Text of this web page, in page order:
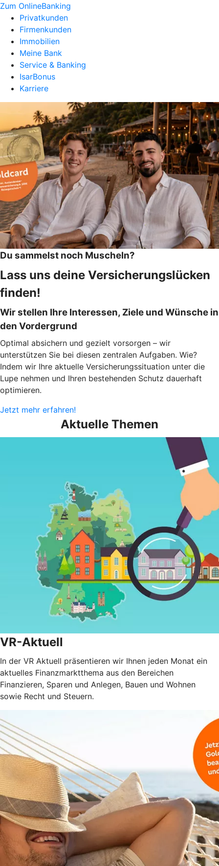
Zum OnlineBanking
Privatkunden
Firmenkunden
Immobilien
Meine Bank
Service & Banking
IsarBonus
Karriere
Du sammelst noch Muscheln?
Lass uns deine Versicherungslücken
finden!
Wir stellen Ihre Interessen, Ziele und Wünsche in
den Vordergrund
Optimal absichern und gezielt vorsorgen – wir
unterstützen Sie bei diesen zentralen Aufgaben. Wie?
Indem wir Ihre aktuelle Versicherungssituation unter die
Lupe nehmen und Ihren bestehenden Schutz dauerhaft
optimieren.
Jetzt mehr erfahren!
Aktuelle Themen
VR-Aktuell
In der VR Aktuell präsentieren wir Ihnen jeden Monat ein
aktuelles Finanzmarktthema aus den Bereichen
Finanzieren, Sparen und Anlegen, Bauen und Wohnen
sowie Recht und Steuern.